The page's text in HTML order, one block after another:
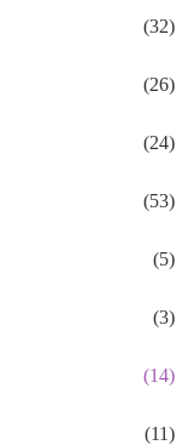
(32)
(26)
(24)
(53)
(5)
(3)
(14)
(11)